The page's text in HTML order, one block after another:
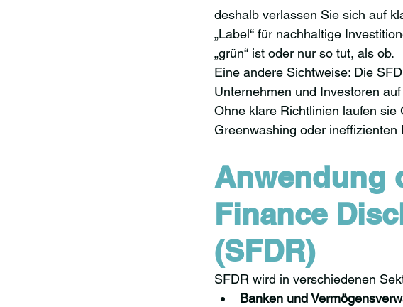
deshalb verlassen Sie sich auf
„Label“ für nachhaltige
„grün“ ist oder nur so tut, als ob.
Eine andere Sichtweise: Die
Unternehmen und Investoren
Ohne klare Richtlinien laufen
Greenwashing oder ineffizienten
Anwendung
Finance
(SFDR)
SFDR wird in verschiedenen
Banken und